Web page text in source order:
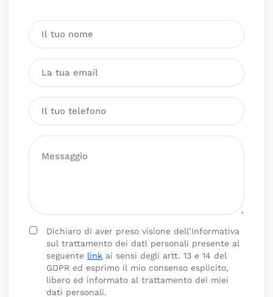
Dichiaro di aver preso visione dell’Informativa
sul trattamento dei dati personali presente al
seguente link ai sensi degli artt. 13 e 14 del
GDPR ed esprimo il mio consenso esplicito,
libero ed informato al trattamento dei miei
dati personali.